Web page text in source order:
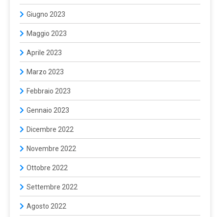
Giugno 2023
Maggio 2023
Aprile 2023
Marzo 2023
Febbraio 2023
Gennaio 2023
Dicembre 2022
Novembre 2022
Ottobre 2022
Settembre 2022
Agosto 2022